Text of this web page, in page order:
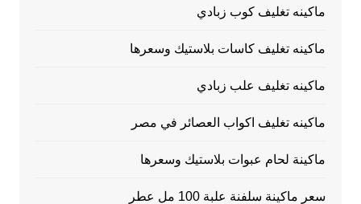
ماكينه تغليف كوب زبادي
ماكينه تغليف كاسات بلاستيك وسعرها
ماكينه تغليف علب زبادي
ماكينه تغليف اكواب العصائر في مصر
ماكينة لحام عبوات بلاستيك وسعرها
سعر ماكينة سلفنة علبة 100 مل عطر